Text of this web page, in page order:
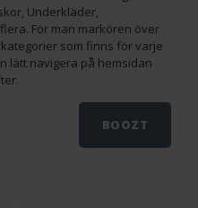
Underkläder,
För man markören över
som finns för varje
lätt navigera på hemsidan
BOOZT